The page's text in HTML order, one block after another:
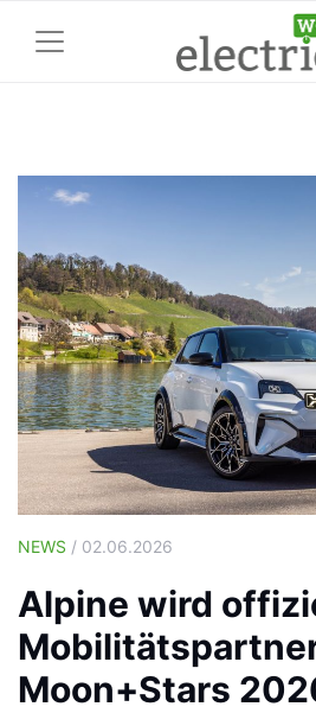
NEWS / 02.06.2026
Alpine wird
Moon+Stars